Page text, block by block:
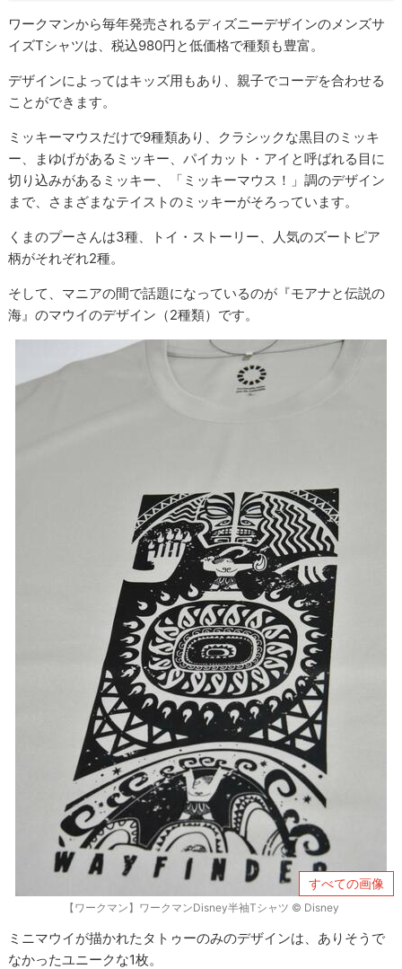
ワークマンから毎年発売されるディズニーデザインのメンズサ
イズTシャツは、税込980円と低価格で種類も豊富。
デザインによってはキッズ用もあり、親子でコーデを合わせる
ことができます。
ミッキーマウスだけで9種類あり、クラシックな黒目のミッキ
ー、まゆげがあるミッキー、パイカット・アイと呼ばれる目に
切り込みがあるミッキー、「ミッキーマウス！」調のデザイン
まで、さまざまなテイストのミッキーがそろっています。
くまのプーさんは3種、トイ・ストーリー、人気のズートピア
柄がそれぞれ2種。
そして、マニアの間で話題になっているのが『モアナと伝説の
海』のマウイのデザイン（2種類）です。
すべての画像
【ワークマン】ワークマンDisney半袖Tシャツ © Disney
ミニマウイが描かれたタトゥーのみのデザインは、ありそうで
なかったユニークな1枚。